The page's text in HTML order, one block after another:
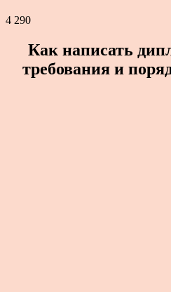
4 290
Как написать
требования и